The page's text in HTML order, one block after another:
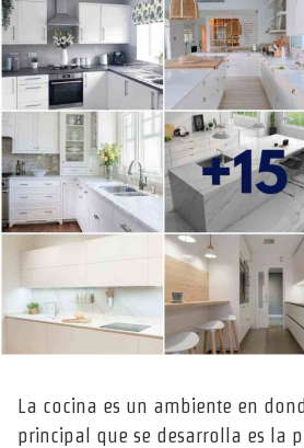
La cocina es un ambiente en
principal que se desarrolla es la